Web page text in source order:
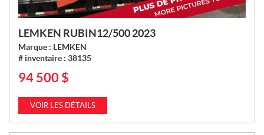
LEMKEN RUBIN12/500 2023
Marque : LEMKEN
# inventaire : 38135
P
X
94 500 $
VOIR LES DÉTAILS